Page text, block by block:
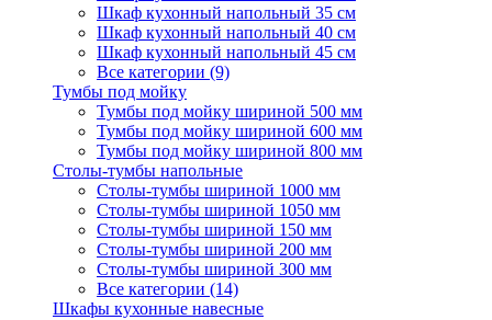
Шкаф кухонный напольный 35 см
Шкаф кухонный напольный 40 см
Шкаф кухонный напольный 45 см
Все категории (9)
Тумбы под мойку
Тумбы под мойку шириной 500 мм
Тумбы под мойку шириной 600 мм
Тумбы под мойку шириной 800 мм
Столы-тумбы напольные
Столы-тумбы шириной 1000 мм
Столы-тумбы шириной 1050 мм
Столы-тумбы шириной 150 мм
Столы-тумбы шириной 200 мм
Столы-тумбы шириной 300 мм
Все категории (14)
Шкафы кухонные навесные